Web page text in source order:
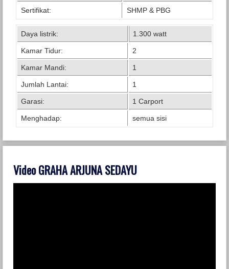
Sertifikat: SHMP & PBG
Daya listrik: 1.300 watt
Kamar Tidur: 2
Kamar Mandi: 1
Jumlah Lantai: 1
Garasi: 1 Carport
Menghadap: semua sisi
Video GRAHA ARJUNA SEDAYU